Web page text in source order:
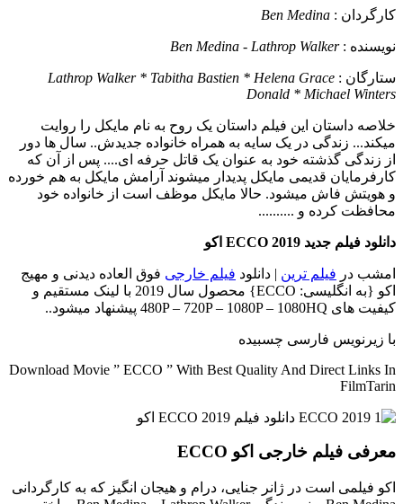
کارگردان : Ben Medina
نويسنده :Ben Medina - Lathrop Walker
ستارگان : Lathrop Walker * Tabitha Bastien * Helena Grace
Donald * Michael Winters
خلاصه داستان این فیلم داستان یک روح به نام مایکل را روایت
میکند... زندگی در یک سایه به همراه خانواده جدیدش.. سال ها دور
از زندگی گذشته خود به عنوان یک قاتل حرفه ای.... پس از آن که
کارفرمایان قدیمی مایکل پدیدار میشوند آرامش مایکل به هم خورده
و هویتش فاش میشود. حالا مایکل موظف است از خانواده خود
محافظت کرده و ..........
دانلود فیلم جدید ECCO 2019 اکو
امشب در فیلم ترین | دانلود فیلم خارجی فوق العاده دیدنی و مهیج
اکو {به انگلیسی: ECCO} محصول سال 2019 با لینک مستقیم و
کیفیت های 480P – 720P – 1080P – 1080HQ پیشنهاد میشود..
با زیرنویس فارسی چسبیده
Download Movie ” ECCO ” With Best Quality And Direct Links In
FilmTarin
معرفی فیلم خارجی اکو ECCO
اکو فیلمی است در ژانر جنایی، درام و هیجان انگیز که به کارگردانی